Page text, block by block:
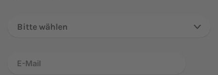
Bitte wählen